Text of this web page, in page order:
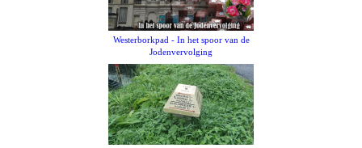
Westerborkpad - In het spoor van de
Jodenvervolging